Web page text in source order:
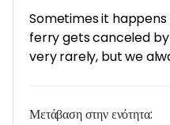
Sometimes it
ferry gets canceled
very rarely, but we
Μετάβαση στην ενότητα: